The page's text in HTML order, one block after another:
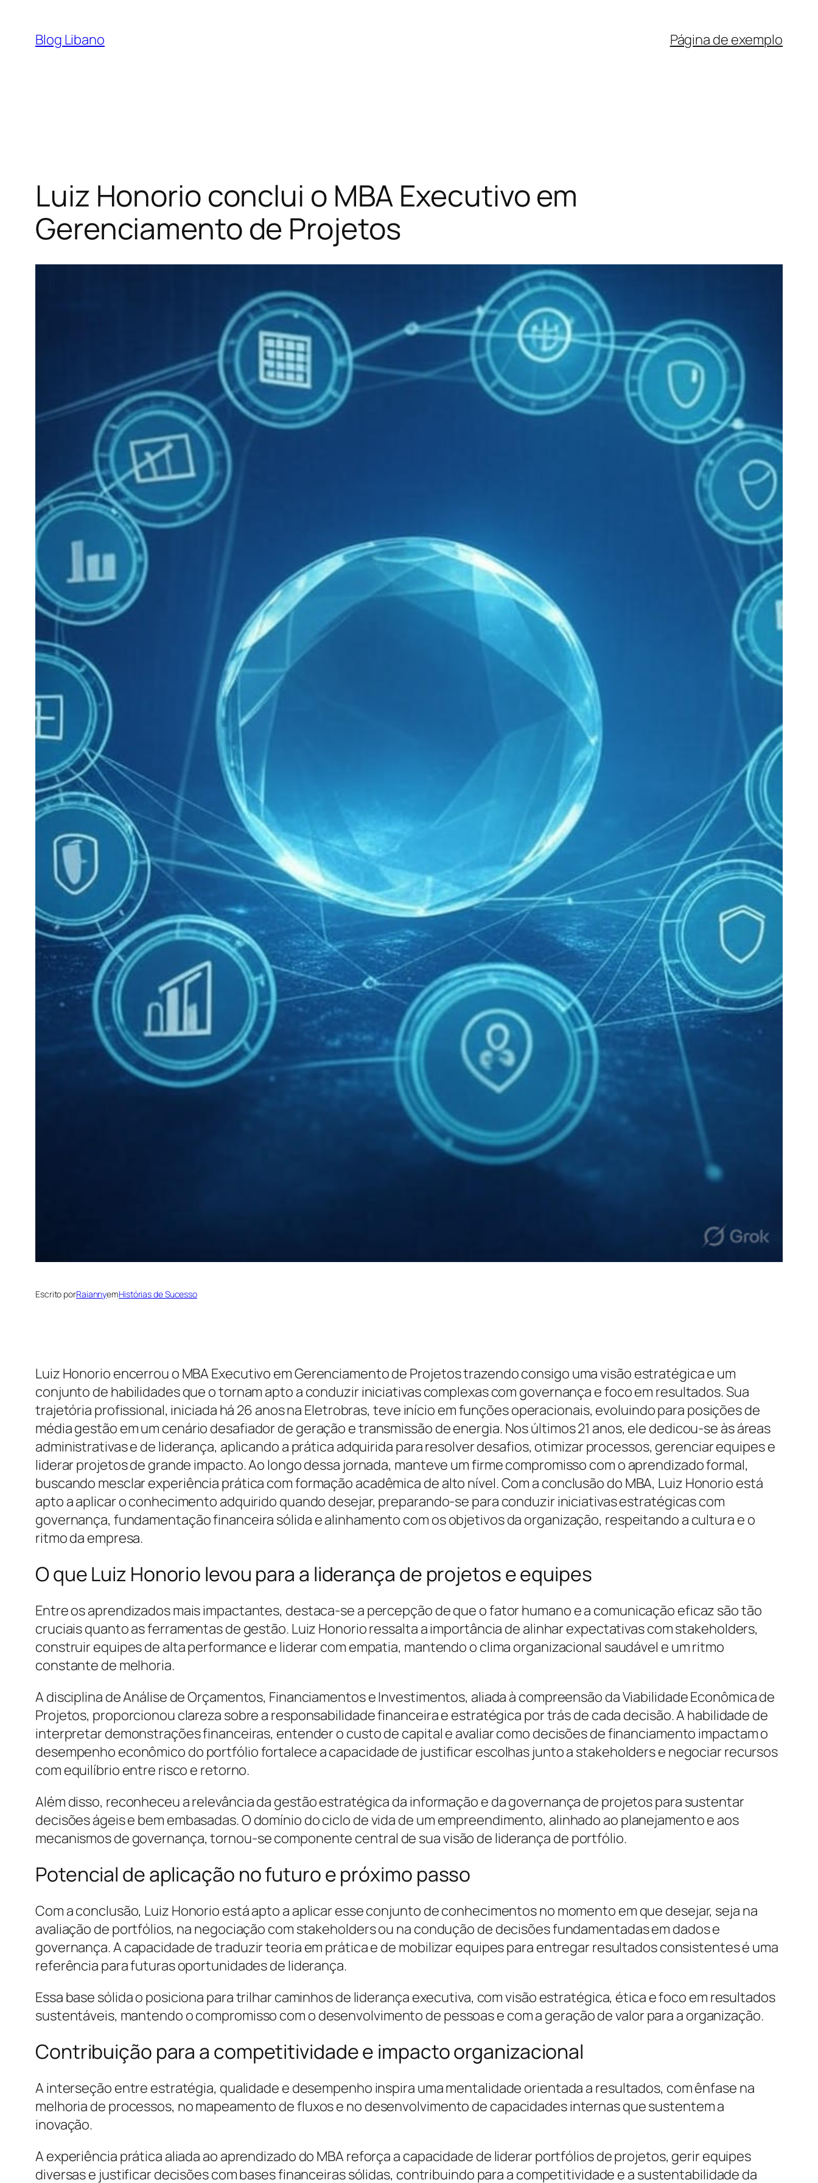
Blog Libano Página de exemplo
Luiz Honorio conclui o MBA Executivo em
Gerenciamento de Projetos
Escrito porRaiannyemHistórias de Sucesso
Luiz Honorio encerrou o MBA Executivo em Gerenciamento de Projetos trazendo consigo uma visão estratégica e um
conjunto de habilidades que o tornam apto a conduzir iniciativas complexas com governança e foco em resultados. Sua
trajetória profissional, iniciada há 26 anos na Eletrobras, teve início em funções operacionais, evoluindo para posições de
média gestão em um cenário desafiador de geração e transmissão de energia. Nos últimos 21 anos, ele dedicou-se às áreas
administrativas e de liderança, aplicando a prática adquirida para resolver desafios, otimizar processos, gerenciar equipes e
liderar projetos de grande impacto. Ao longo dessa jornada, manteve um firme compromisso com o aprendizado formal,
buscando mesclar experiência prática com formação acadêmica de alto nível. Com a conclusão do MBA, Luiz Honorio está
apto a aplicar o conhecimento adquirido quando desejar, preparando-se para conduzir iniciativas estratégicas com
governança, fundamentação financeira sólida e alinhamento com os objetivos da organização, respeitando a cultura e o
ritmo da empresa.
O que Luiz Honorio levou para a liderança de projetos e equipes
Entre os aprendizados mais impactantes, destaca-se a percepção de que o fator humano e a comunicação eficaz são tão
cruciais quanto as ferramentas de gestão. Luiz Honorio ressalta a importância de alinhar expectativas com stakeholders,
construir equipes de alta performance e liderar com empatia, mantendo o clima organizacional saudável e um ritmo
constante de melhoria.
A disciplina de Análise de Orçamentos, Financiamentos e Investimentos, aliada à compreensão da Viabilidade Econômica de
Projetos, proporcionou clareza sobre a responsabilidade financeira e estratégica por trás de cada decisão. A habilidade de
interpretar demonstrações financeiras, entender o custo de capital e avaliar como decisões de financiamento impactam o
desempenho econômico do portfólio fortalece a capacidade de justificar escolhas junto a stakeholders e negociar recursos
com equilíbrio entre risco e retorno.
Além disso, reconheceu a relevância da gestão estratégica da informação e da governança de projetos para sustentar
decisões ágeis e bem embasadas. O domínio do ciclo de vida de um empreendimento, alinhado ao planejamento e aos
mecanismos de governança, tornou-se componente central de sua visão de liderança de portfólio.
Potencial de aplicação no futuro e próximo passo
Com a conclusão, Luiz Honorio está apto a aplicar esse conjunto de conhecimentos no momento em que desejar, seja na
avaliação de portfólios, na negociação com stakeholders ou na condução de decisões fundamentadas em dados e
governança. A capacidade de traduzir teoria em prática e de mobilizar equipes para entregar resultados consistentes é uma
referência para futuras oportunidades de liderança.
Essa base sólida o posiciona para trilhar caminhos de liderança executiva, com visão estratégica, ética e foco em resultados
sustentáveis, mantendo o compromisso com o desenvolvimento de pessoas e com a geração de valor para a organização.
Contribuição para a competitividade e impacto organizacional
A interseção entre estratégia, qualidade e desempenho inspira uma mentalidade orientada a resultados, com ênfase na
melhoria de processos, no mapeamento de fluxos e no desenvolvimento de capacidades internas que sustentem a
inovação.
A experiência prática aliada ao aprendizado do MBA reforça a capacidade de liderar portfólios de projetos, gerir equipes
diversas e justificar decisões com bases financeiras sólidas, contribuindo para a competitividade e a sustentabilidade da